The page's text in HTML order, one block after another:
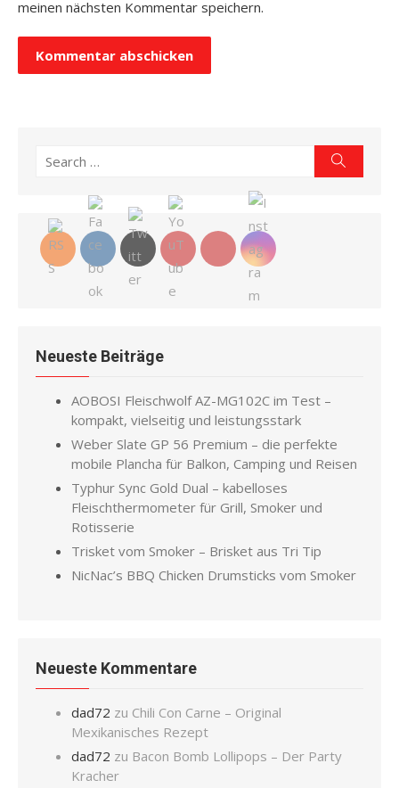
meinen nächsten Kommentar speichern.
Search
Neueste Beiträge
AOBOSI Fleischwolf AZ-MG102C im Test –
kompakt, vielseitig und leistungsstark
Weber Slate GP 56 Premium – die perfekte
mobile Plancha für Balkon, Camping und Reisen
Typhur Sync Gold Dual – kabelloses
Fleischthermometer für Grill, Smoker und
Rotisserie
Trisket vom Smoker – Brisket aus Tri Tip
NicNac’s BBQ Chicken Drumsticks vom Smoker
Neueste Kommentare
dad72 zu Chili Con Carne – Original
Mexikanisches Rezept
dad72 zu Bacon Bomb Lollipops – Der Party
Kracher